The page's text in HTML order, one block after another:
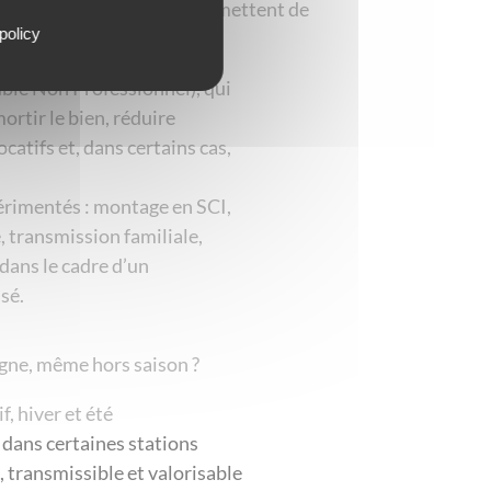
Plusieurs dispositifs permettent de
Non Professionnel), qui
le bien, réduire
et, dans certains cas,
: montage en SCI,
transmission familiale,
le cadre d’un
même hors saison ?
hiver et été
certaines stations
et valorisable